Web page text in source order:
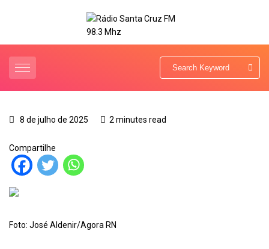
8 de julho de 2025 2 minutes read
Compartilhe
Foto: José Aldenir/Agora RN